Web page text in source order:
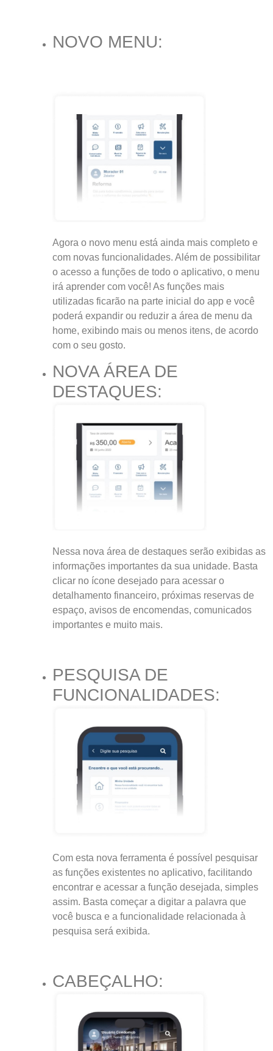
NOVO MENU:
Agora o novo menu está ainda mais completo e
com novas funcionalidades. Além de possibilitar
o acesso a funções de todo o aplicativo, o menu
irá aprender com você! As funções mais
utilizadas ficarão na parte inicial do app e você
poderá expandir ou reduzir a área de menu da
home, exibindo mais ou menos itens, de acordo
com o seu gosto.
NOVA ÁREA DE
DESTAQUES:
Nessa nova área de destaques serão exibidas as
informações importantes da sua unidade. Basta
clicar no ícone desejado para acessar o
detalhamento financeiro, próximas reservas de
espaço, avisos de encomendas, comunicados
importantes e muito mais.
PESQUISA DE
FUNCIONALIDADES:
Com esta nova ferramenta é possível pesquisar
as funções existentes no aplicativo, facilitando
encontrar e acessar a função desejada, simples
assim. Basta começar a digitar a palavra que
você busca e a funcionalidade relacionada à
pesquisa será exibida.
CABEÇALHO: